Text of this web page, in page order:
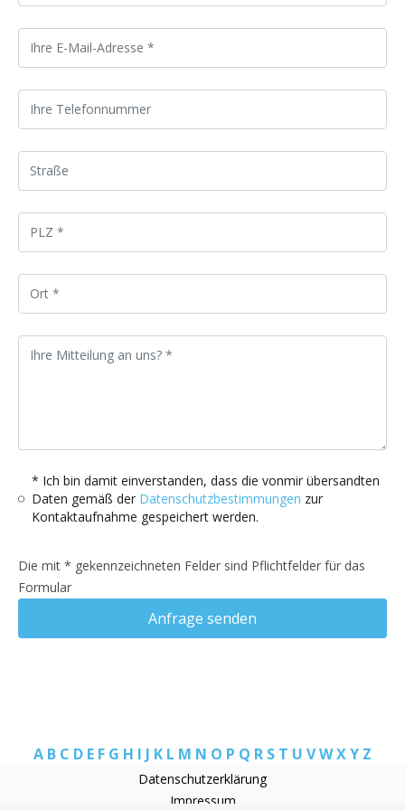
* Ich bin damit einverstanden, dass die vonmir übersandten
Daten gemäß der Datenschutzbestimmungen zur
Kontaktaufnahme gespeichert werden.
Die mit * gekennzeichneten Felder sind Pflichtfelder für das
Formular
Anfrage senden
A B C D E F G H I J K L M N O P Q R S T U VWXY Z
Datenschutzerklärung
Impressum